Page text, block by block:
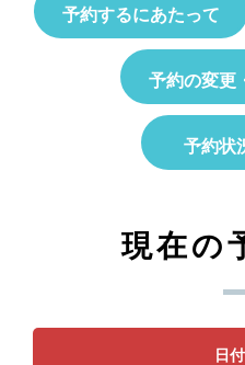
予約するにあたって
予約の変更
予約状
現在の
日